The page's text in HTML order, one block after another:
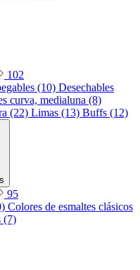
102
(10) Desechables
curva, medialuna (8)
(22) Limas (13) Buffs (12)
95
Colores de esmaltes clásicos
(7)